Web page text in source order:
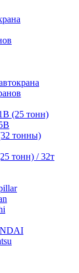
(25 тонн)
тонны)
тонн) / 32т